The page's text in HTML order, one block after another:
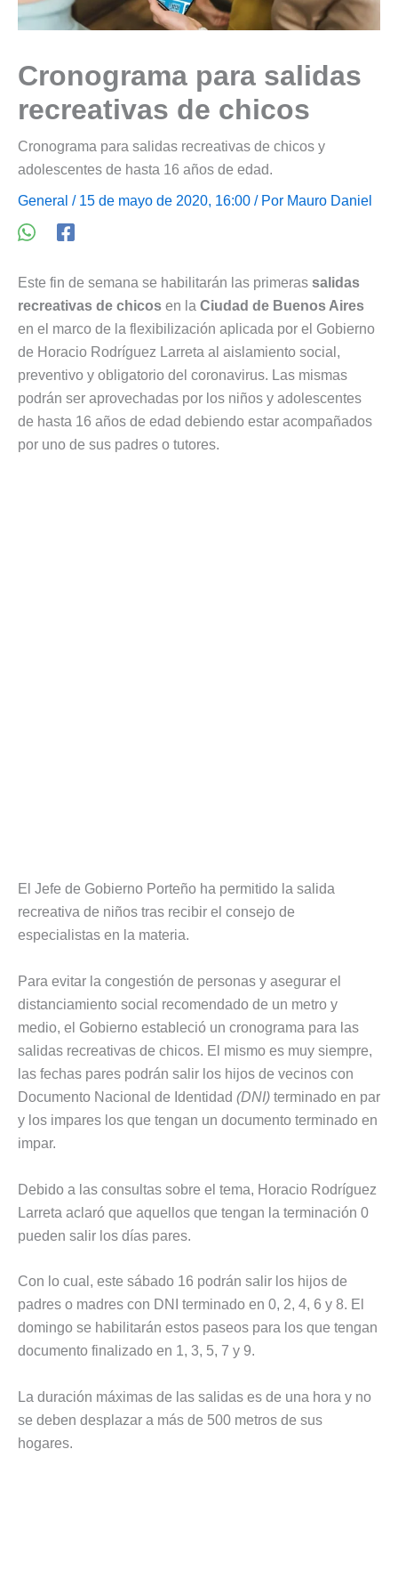
Cronograma para salidas
recreativas de chicos
Cronograma para salidas recreativas de chicos y
adolescentes de hasta 16 años de edad.
General / 15 de mayo de 2020, 16:00 / Por Mauro Daniel
Este fin de semana se habilitarán las primeras salidas
recreativas de chicos en la Ciudad de Buenos Aires
en el marco de la flexibilización aplicada por el Gobierno
de Horacio Rodríguez Larreta al aislamiento social,
preventivo y obligatorio del coronavirus. Las mismas
podrán ser aprovechadas por los niños y adolescentes
de hasta 16 años de edad debiendo estar acompañados
por uno de sus padres o tutores.
El Jefe de Gobierno Porteño ha permitido la salida
recreativa de niños tras recibir el consejo de
especialistas en la materia.
Para evitar la congestión de personas y asegurar el
distanciamiento social recomendado de un metro y
medio, el Gobierno estableció un cronograma para las
salidas recreativas de chicos. El mismo es muy siempre,
las fechas pares podrán salir los hijos de vecinos con
Documento Nacional de Identidad (DNI) terminado en par
y los impares los que tengan un documento terminado en
impar.
Debido a las consultas sobre el tema, Horacio Rodríguez
Larreta aclaró que aquellos que tengan la terminación 0
pueden salir los días pares.
Con lo cual, este sábado 16 podrán salir los hijos de
padres o madres con DNI terminado en 0, 2, 4, 6 y 8. El
domingo se habilitarán estos paseos para los que tengan
documento finalizado en 1, 3, 5, 7 y 9.
La duración máximas de las salidas es de una hora y no
se deben desplazar a más de 500 metros de sus
hogares.